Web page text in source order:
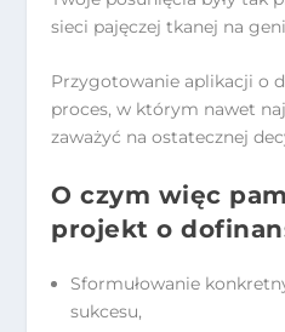
sieci pajęczej tkanej na
Przygotowanie aplikacji o
proces, w którym nawet
zaważyć na ostatecznej
O czym więc
projekt o
Sformułowanie
sukcesu,